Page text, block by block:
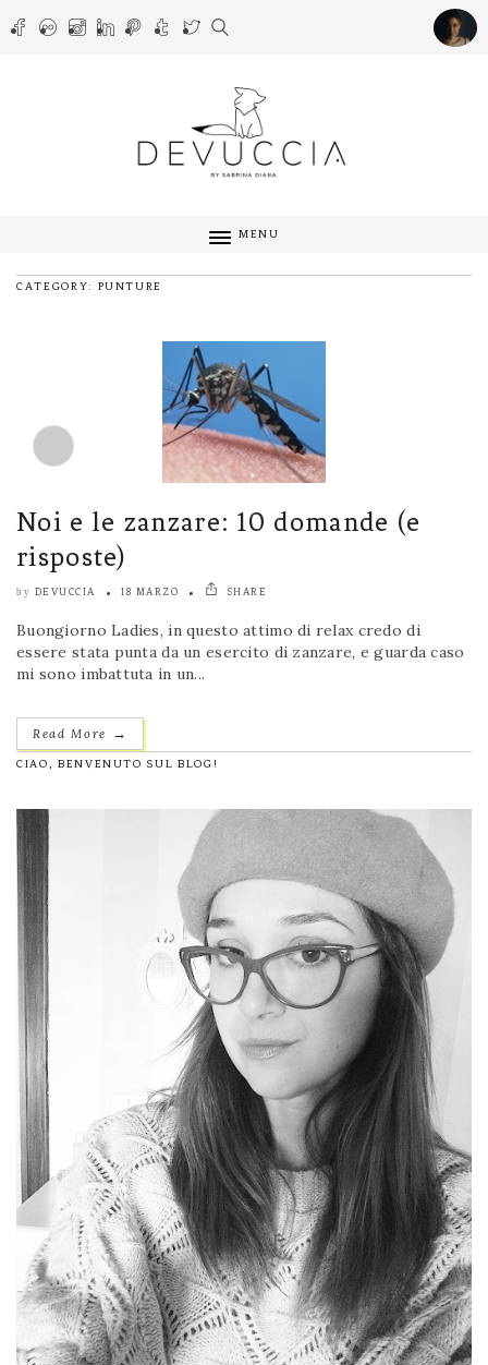
MENU
CATEGORY: PUNTURE
Noi e le zanzare: 10 domande (e
risposte)
by DEVUCCIA 18 MARZO SHARE
Buongiorno Ladies, in questo attimo di relax credo di
essere stata punta da un esercito di zanzare, e guarda caso
mi sono imbattuta in un...
Read More →
CIAO, BENVENUTO SUL BLOG!